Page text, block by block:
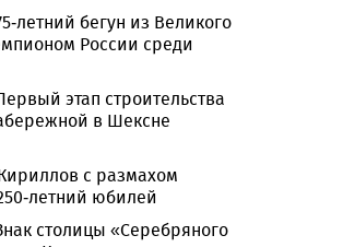
летний бегун из Великого
России среди
этап строительства
в Шексне
с размахом
летний юбилей
столицы «Серебряного